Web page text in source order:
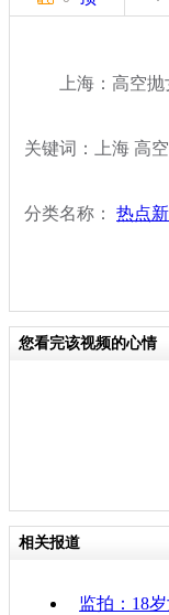
上海：高空抛
关键词：上海 高
分类名称： 热点
您看完该视频的心情
相关报道
监拍：18